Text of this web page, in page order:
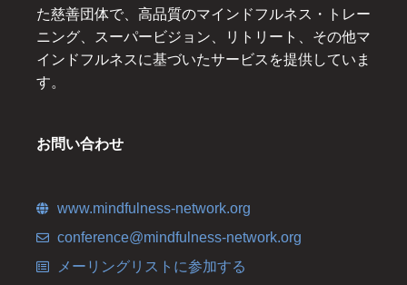
た慈善団体で、高品質のマインドフルネス・トレー
ニング、スーパービジョン、リトリート、その他マ
インドフルネスに基づいたサービスを提供していま
す。
お問い合わせ
www.mindfulness-network.org
conference@mindfulness-network.org
メーリングリストに参加する